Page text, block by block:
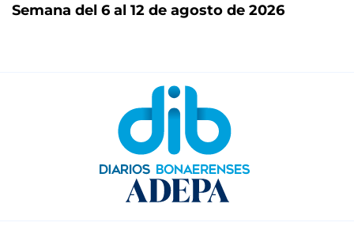
Semana del 6 al 12 de agosto de 2026